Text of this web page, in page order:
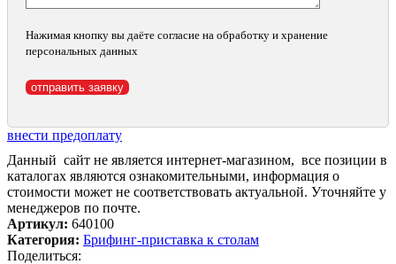
Нажимая кнопку вы даёте согласие на обработку и хранение
персональных данных
внести предоплату
Данный сайт не является интернет-магазином, все позиции в
каталогах являются ознакомительными, информация о
стоимости может не соответствовать актуальной. Уточняйте у
менеджеров по почте.
Артикул: 640100
Категория: Брифинг-приставка к столам
Поделиться: